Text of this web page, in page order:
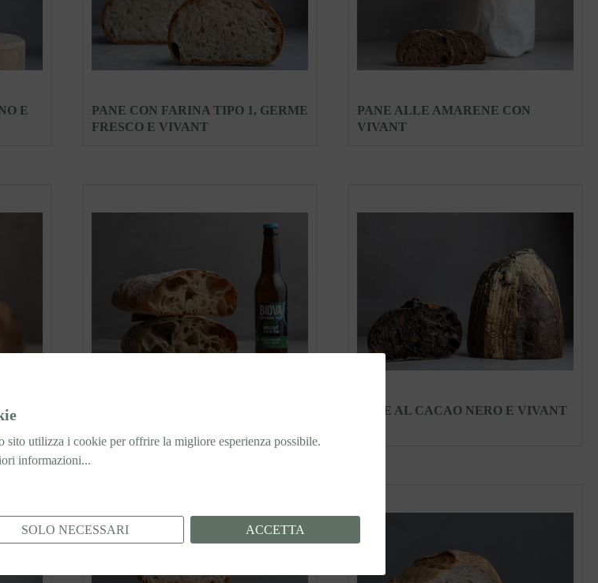
E
PANE CON FARINA TIPO 1, GERME
FRESCO E VIVANT
PANE ALLE AMARENE CON
VIVANT
PANE AL CACAO NERO E VIVANT
sito utilizza i cookie per offrire la migliore esperienza possibile.
informazioni...
SOLO NECESSARI ACCETTA